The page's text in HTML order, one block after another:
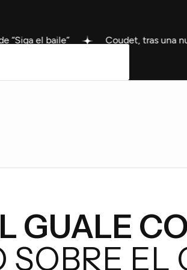
Coudet, tras una nueva derrota
GUALE
SOBRE EL